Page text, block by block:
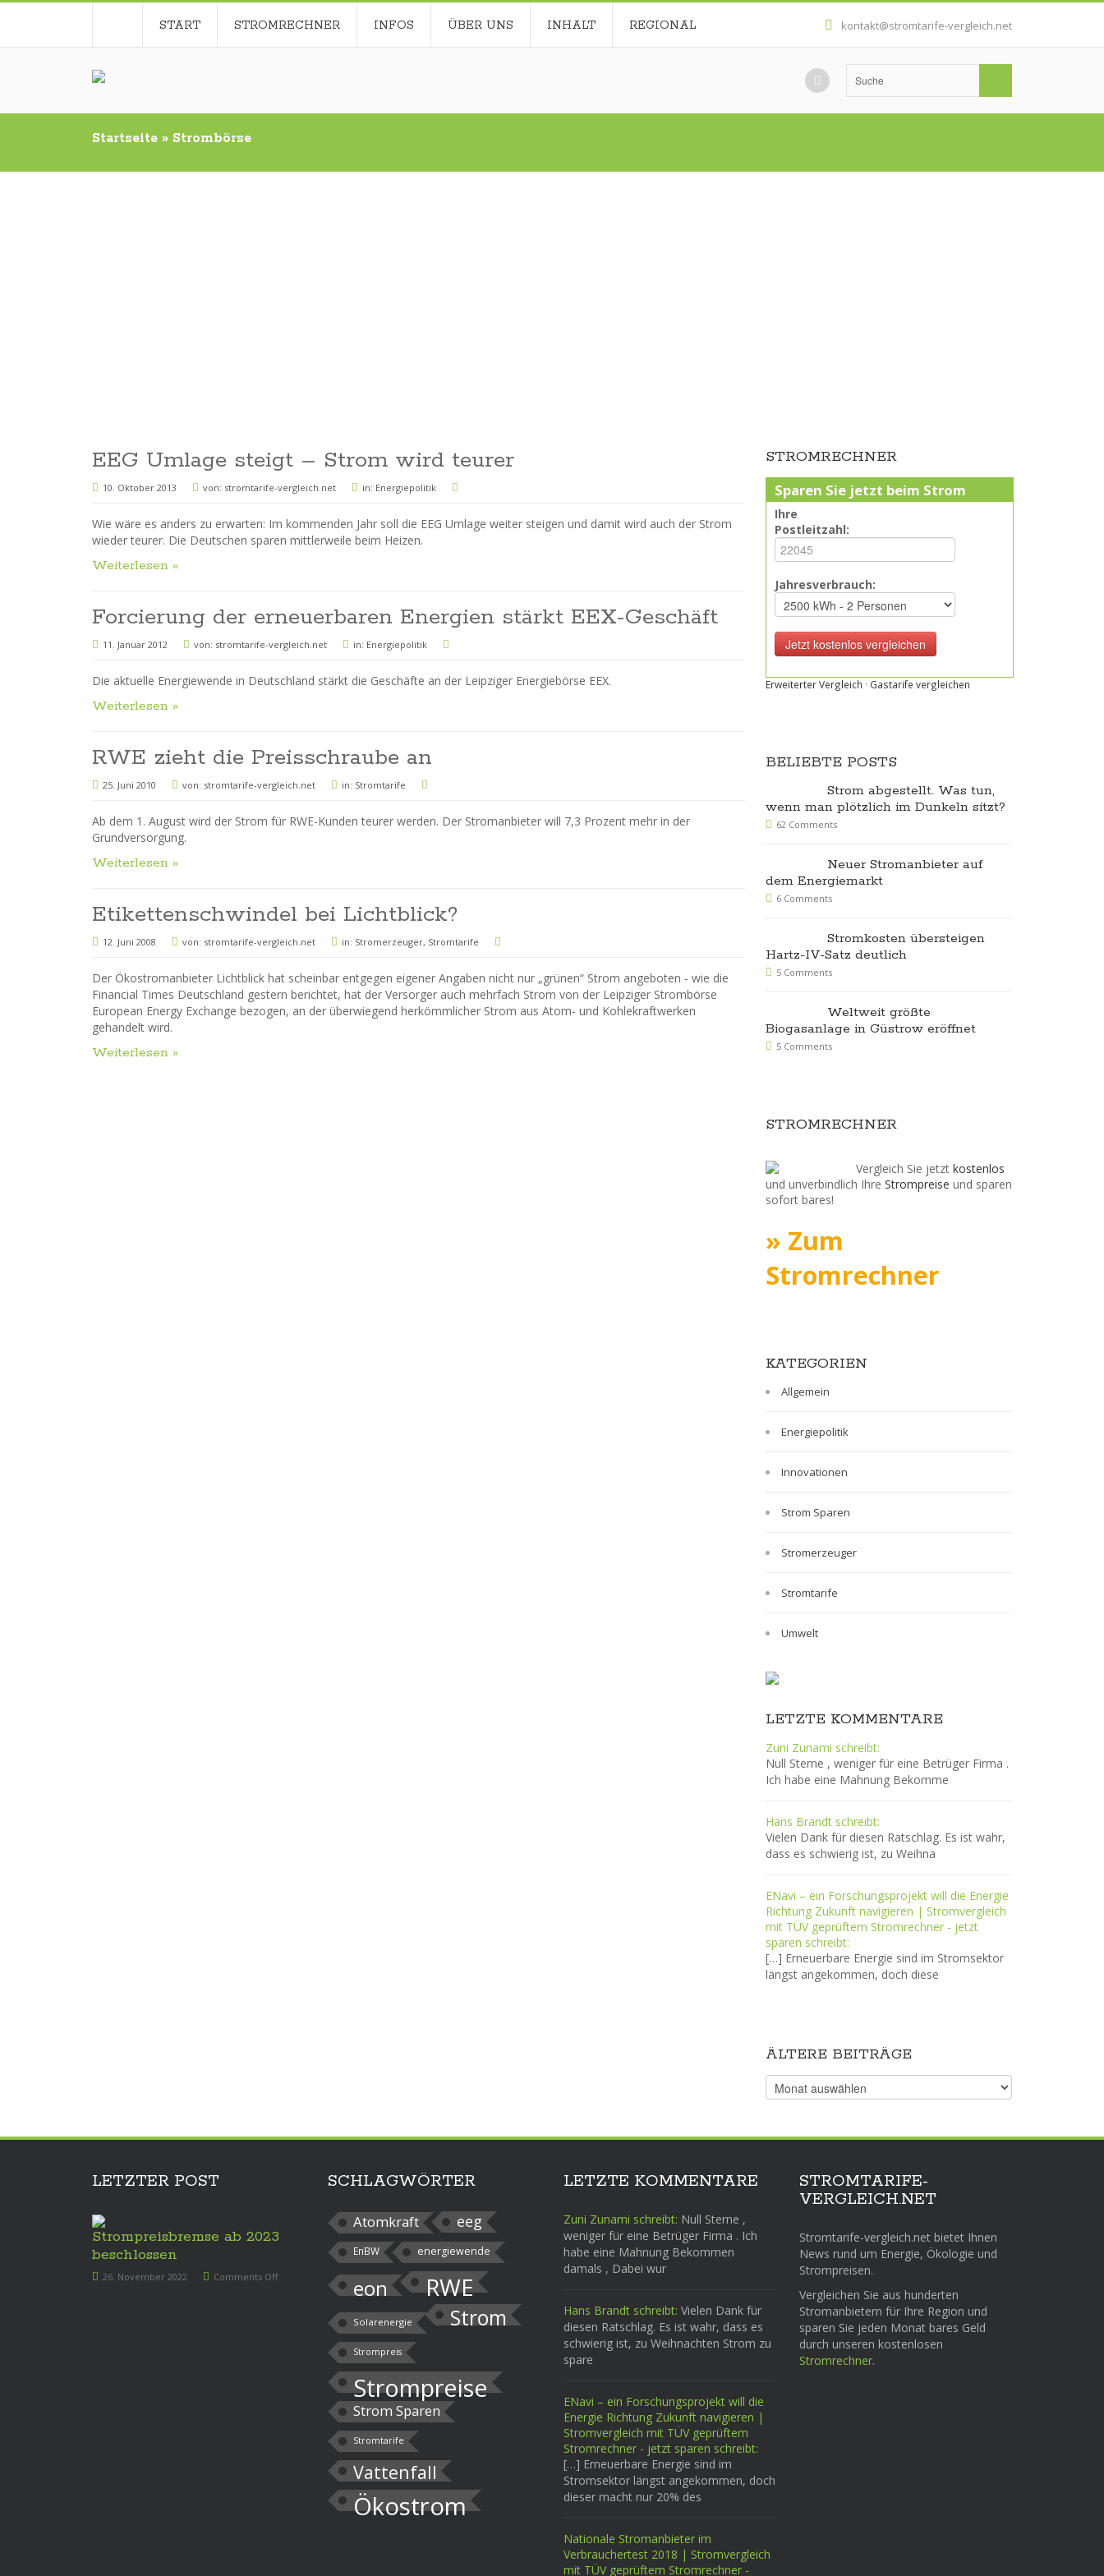
START STROMRECHNER INFOS ÜBER UNS INHALT REGIONAL kontakt@stromtarife-vergleich.net
Startseite » Strombörse
EEG Umlage steigt – Strom wird teurer
10. Oktober 2013 von: stromtarife-vergleich.net in: Energiepolitik
Wie wäre es anders zu erwarten: Im kommenden Jahr soll die EEG Umlage weiter steigen und damit wird auch der Strom
wieder teurer. Die Deutschen sparen mittlerweile beim Heizen.
Weiterlesen »
Forcierung der erneuerbaren Energien stärkt EEX-Geschäft
11. Januar 2012 von: stromtarife-vergleich.net in: Energiepolitik
Die aktuelle Energiewende in Deutschland stärkt die Geschäfte an der Leipziger Energiebörse EEX.
Weiterlesen »
RWE zieht die Preisschraube an
25. Juni 2010 von: stromtarife-vergleich.net in: Stromtarife
Ab dem 1. August wird der Strom für RWE-Kunden teurer werden. Der Stromanbieter will 7,3 Prozent mehr in der
Grundversorgung.
Weiterlesen »
Etikettenschwindel bei Lichtblick?
12. Juni 2008 von: stromtarife-vergleich.net in: Stromerzeuger, Stromtarife
Der Ökostromanbieter Lichtblick hat scheinbar entgegen eigener Angaben nicht nur „grünen“ Strom angeboten - wie die
Financial Times Deutschland gestern berichtet, hat der Versorger auch mehrfach Strom von der Leipziger Strombörse
European Energy Exchange bezogen, an der überwiegend herkömmlicher Strom aus Atom- und Kohlekraftwerken
gehandelt wird.
Weiterlesen »
STROMRECHNER
Sparen Sie jetzt beim Strom
Ihre
Postleitzahl:
Jahresverbrauch:
Erweiterter Vergleich · Gastarife vergleichen
BELIEBTE POSTS
Strom abgestellt. Was tun,
wenn man plötzlich im Dunkeln sitzt?
62 Comments
Neuer Stromanbieter auf
dem Energiemarkt
6 Comments
Stromkosten übersteigen
Hartz-IV-Satz deutlich
5 Comments
Weltweit größte
Biogasanlage in Güstrow eröffnet
5 Comments
STROMRECHNER
Vergleich Sie jetzt kostenlos
und unverbindlich Ihre Strompreise und sparen
sofort bares!
» Zum
Stromrechner
KATEGORIEN
Allgemein
Energiepolitik
Innovationen
Strom Sparen
Stromerzeuger
Stromtarife
Umwelt
LETZTE KOMMENTARE
Zuni Zunami schreibt:
Null Sterne , weniger für eine Betrüger Firma .
Ich habe eine Mahnung Bekomme
Hans Brandt schreibt:
Vielen Dank für diesen Ratschlag. Es ist wahr,
dass es schwierig ist, zu Weihna
ENavi – ein Forschungsprojekt will die Energie
Richtung Zukunft navigieren | Stromvergleich
mit TÜV geprüftem Stromrechner - jetzt
sparen schreibt:
[…] Erneuerbare Energie sind im Stromsektor
längst angekommen, doch diese
ÄLTERE BEITRÄGE
Ältere
Beiträge
LETZTER POST
Strompreisbremse ab 2023
beschlossen
26. November 2022 Comments Off
SCHLAGWÖRTER
Atomkraft eeg
EnBW energiewende
eon RWE
Solarenergie Strom
Strompreis
Strompreise
Strom Sparen
Stromtarife
Vattenfall
Ökostrom
LETZTE KOMMENTARE
Zuni Zunami schreibt: Null Sterne ,
weniger für eine Betrüger Firma . Ich
habe eine Mahnung Bekommen
damals , Dabei wur
Hans Brandt schreibt: Vielen Dank für
diesen Ratschlag. Es ist wahr, dass es
schwierig ist, zu Weihnachten Strom zu
spare
ENavi – ein Forschungsprojekt will die
Energie Richtung Zukunft navigieren |
Stromvergleich mit TÜV geprüftem
Stromrechner - jetzt sparen schreibt:
[…] Erneuerbare Energie sind im
Stromsektor längst angekommen, doch
dieser macht nur 20% des
Nationale Stromanbieter im
Verbrauchertest 2018 | Stromvergleich
mit TÜV geprüftem Stromrechner -
STROMTARIFE-
VERGLEICH.NET
Stromtarife-vergleich.net bietet Ihnen
News rund um Energie, Ökologie und
Strompreisen.
Vergleichen Sie aus hunderten
Stromanbietern für Ihre Region und
sparen Sie jeden Monat bares Geld
durch unseren kostenlosen
Stromrechner.